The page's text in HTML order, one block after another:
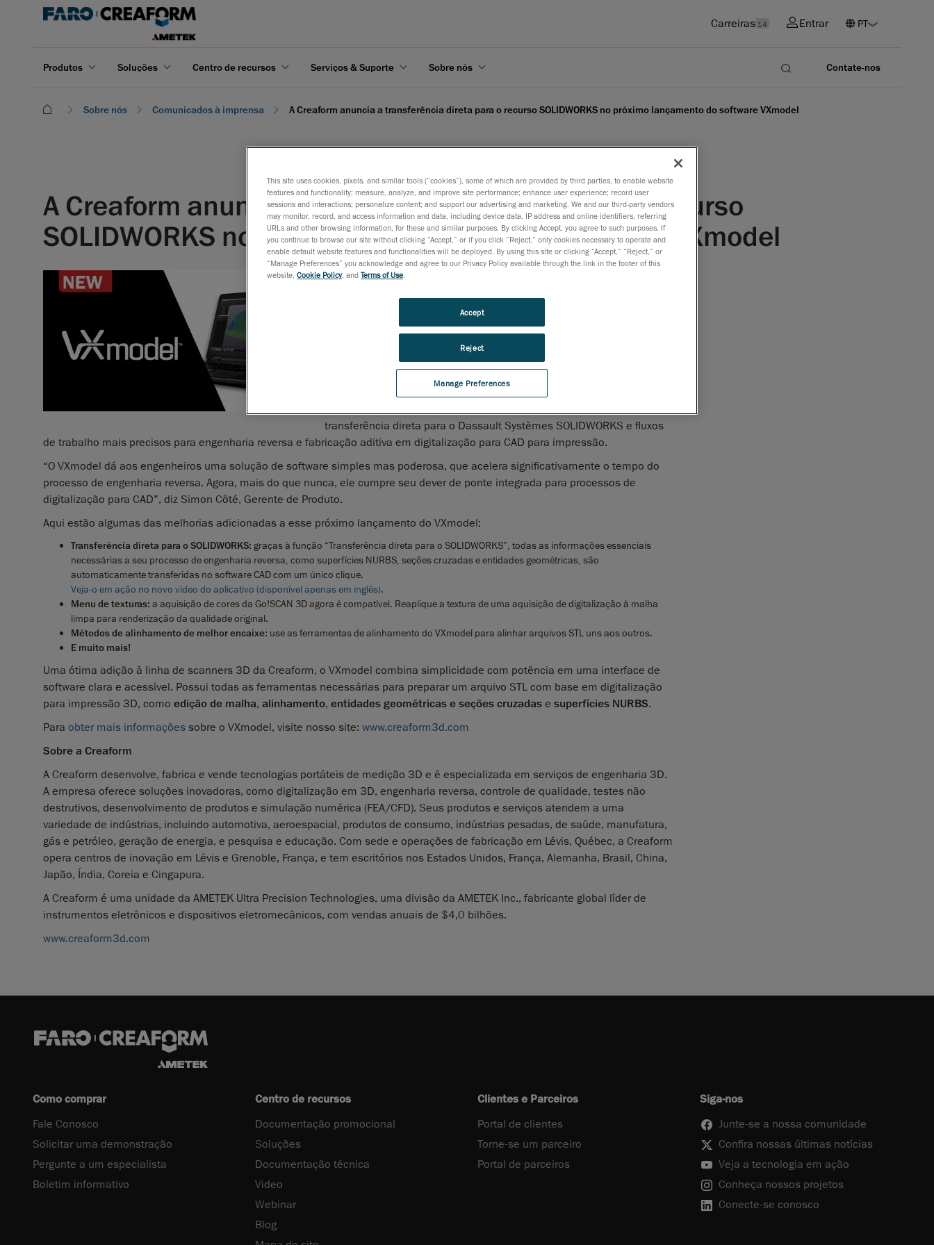
Carreiras 14 Entrar
Produtos Soluções Centro de recursos Serviços & Suporte Sobre nós Contate-nos
Sobre nós Comunicados à imprensa A Creaform anuncia a transferência direta para o recurso SOLIDWORKS no próximo lançamento do software VXmodel
A Creaform anuncia a transferência direta para o recurso
SOLIDWORKS no próximo lançamento do software VXmodel
7 de outubro de 2015
O fluxo de trabalho de digitalização para CAD e para impressão do
VXmodel agora está mais rápido e preciso.
, líder mundial emsoluções portáteis de medição 3D
serviços de engenharia, anunciou hoje a última atualização do seu
plataforma de software 3D e pacote de aplicativos da Creaform
transferência direta para o Dassault Systèmes SOLIDWORKS e fluxos
de trabalho mais precisos para engenharia reversa e fabricação aditiva em digitalização para CAD para impressão.
“O VXmodel dá aos engenheiros uma solução de software simples mas poderosa, que acelera significativamente o tempo do
processo de engenharia reversa. Agora, mais do que nunca, ele cumpre seu dever de ponte integrada para processos de
digitalização para CAD”, diz Simon Côté, Gerente de Produto.
Aqui estão algumas das melhorias adicionadas a esse próximo lançamento do VXmodel:
Transferência direta para o SOLIDWORKS: graças à função “Transferência direta para o SOLIDWORKS”, todas as informações essenciais
necessárias a seu processo de engenharia reversa, como superfícies NURBS, seções cruzadas e entidades geométricas, são
automaticamente transferidas no software CAD com um único clique.
Veja-o em ação no novo vídeo do aplicativo (disponível apenas em inglês).
Menu de texturas: a aquisição de cores da Go!SCAN 3D agora é compatível. Reaplique a textura de uma aquisição de digitalização à malha
limpa para renderização da qualidade original.
Métodos de alinhamento de melhor encaixe: use as ferramentas de alinhamento do VXmodel para alinhar arquivos STL uns aos outros.
E muito mais!
Uma ótima adição à linha de scanners 3D da Creaform, o VXmodel combina simplicidade com potência em uma interface de
software clara e acessível. Possui todas as ferramentas necessárias para preparar um arquivo STL com base em digitalização
para impressão 3D, como edição de malha, alinhamento, entidades geométricas e seções cruzadas e superfícies NURBS.
Para obter mais informações sobre o VXmodel, visite nosso site: www.creaform3d.com
Sobre a Creaform
A Creaform desenvolve, fabrica e vende tecnologias portáteis de medição 3D e é especializada em serviços de engenharia 3D.
A empresa oferece soluções inovadoras, como digitalização em 3D, engenharia reversa, controle de qualidade, testes não
destrutivos, desenvolvimento de produtos e simulação numérica (FEA/CFD). Seus produtos e serviços atendem a uma
variedade de indústrias, incluindo automotiva, aeroespacial, produtos de consumo, indústrias pesadas, de saúde, manufatura,
gás e petróleo, geração de energia, e pesquisa e educação. Com sede e operações de fabricação em Lévis, Québec, a Creaform
opera centros de inovação em Lévis e Grenoble, França, e tem escritórios nos Estados Unidos, França, Alemanha, Brasil, China,
Japão, Índia, Coreia e Cingapura.
A Creaform é uma unidade da AMETEK Ultra Precision Technologies, uma divisão da AMETEK Inc., fabricante global líder de
instrumentos eletrônicos e dispositivos eletromecânicos, com vendas anuais de $4,0 bilhões.
www.creaform3d.com
Como comprar
Fale Conosco
Solicitar uma demonstração
Pergunte a um especialista
Boletim informativo
Centro de recursos
Documentação promocional
Soluções
Documentação técnica
Video
Webinar
Blog
Clientes e Parceiros
Portal de clientes
Torne-se um parceiro
Portal de parceiros
Siga-nos
Junte-se a nossa comunidade
Confira nossas últimas notícias
Veja a tecnologia em ação
Conheça nossos projetos
Conecte-se conosco
This site uses cookies, pixels, and similar tools (“cookies”), some of which are provided by third parties, to enable website
features and functionality; measure, analyze, and improve site performance; enhance user experience; record user
sessions and interactions; personalize content; and support our advertising and marketing. We and our third-party vendors
may monitor, record, and access information and data, including device data, IP address and online identifiers, referring
URLs and other browsing information, for these and similar purposes. By clicking Accept, you agree to such purposes. If
you continue to browse our site without clicking “Accept,” or if you click “Reject,” only cookies necessary to operate and
enable default website features and functionalities will be deployed. By using this site or clicking “Accept,” “Reject,” or
“Manage Preferences” you acknowledge and agree to our Privacy Policy available through the link in the footer of this
website, Cookie Policy, and Terms of Use
Manage Preferences
Reject
Accept